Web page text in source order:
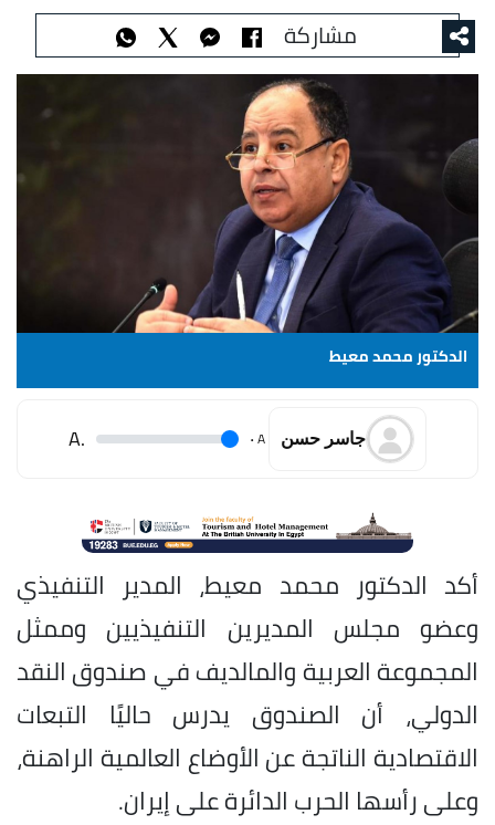
مشاركة
الدكتور محمد معيط
جاسر حسن A
.
.A
أكد الدكتور محمد معيط، المدير التنفيذي
وعضو مجلس المديرين التنفيذيين وممثل
المجموعة العربية والمالديف في صندوق النقد
الدولي، أن الصندوق يدرس حاليًا التبعات
الاقتصادية الناتجة عن الأوضاع العالمية الراهنة،
وعلى رأسها الحرب الدائرة على إيران.